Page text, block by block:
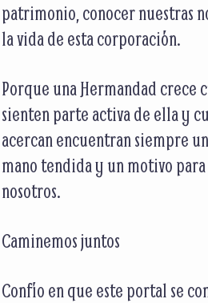
patrimonio, conocer nuestras
la vida de esta corporación.
Porque una Hermandad crece
sienten parte activa de ella y
acercan encuentran siempre
mano tendida y un motivo
nosotros.
Caminemos juntos
Confío en que este portal se